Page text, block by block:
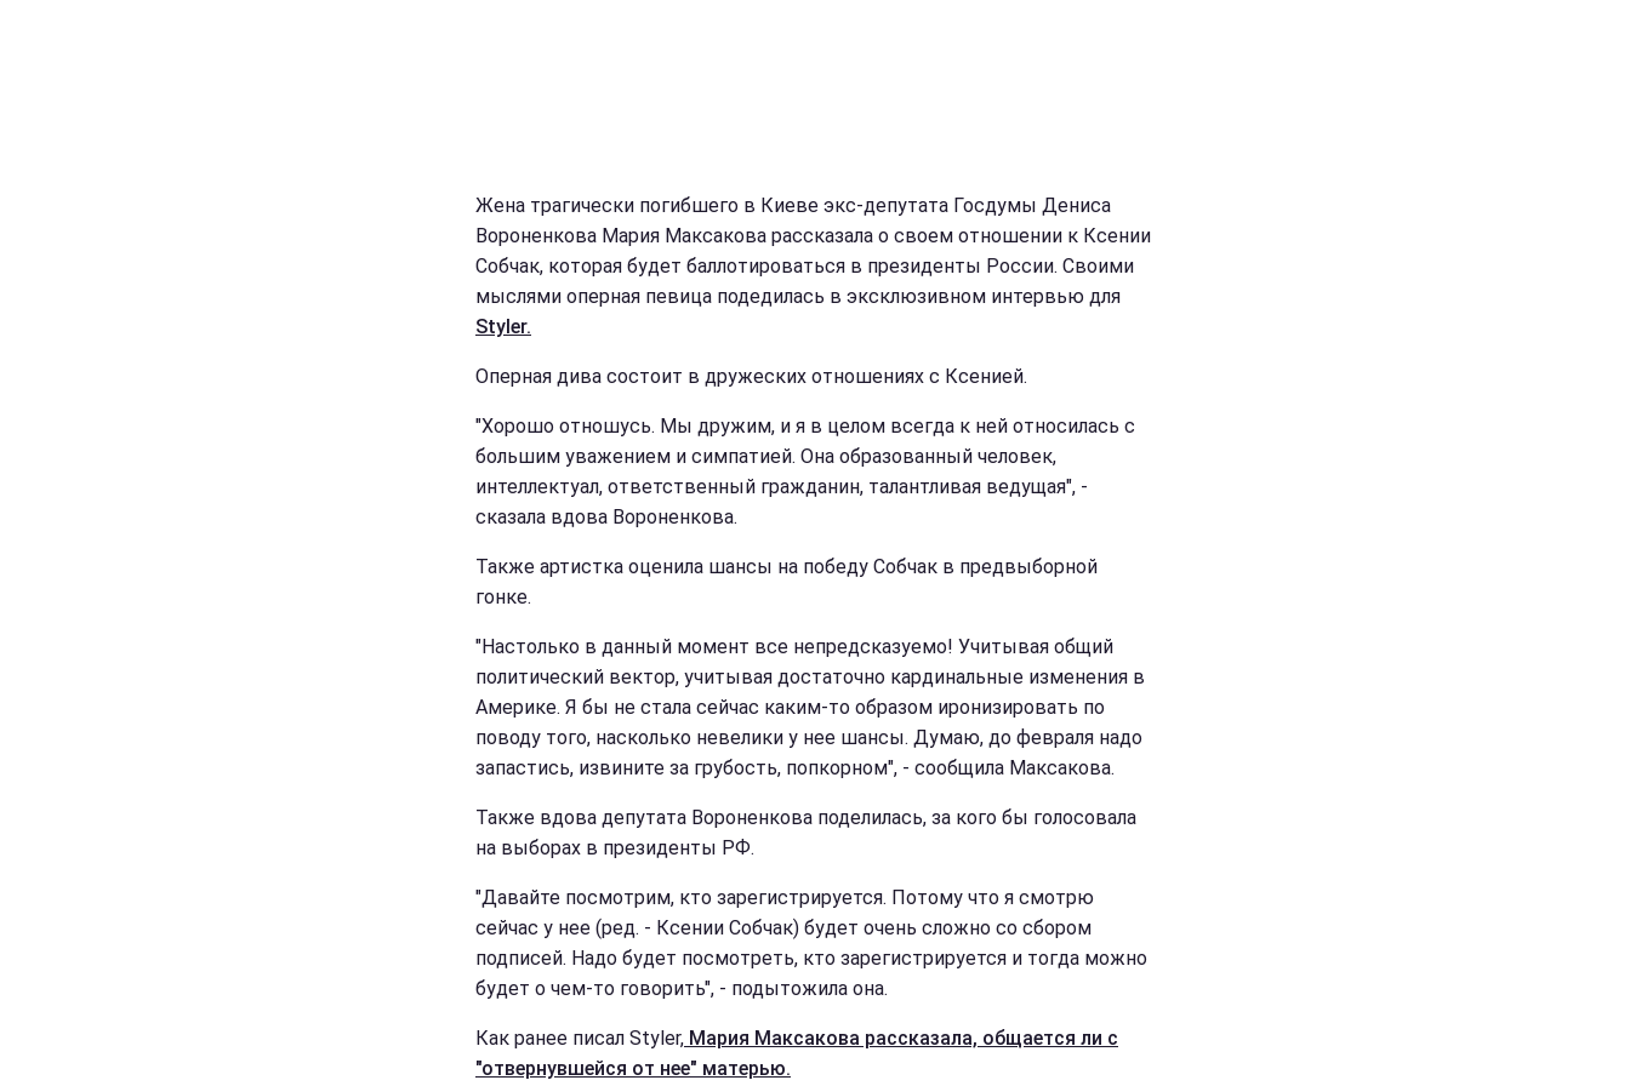
Жена трагически погибшего в Киеве экс-депутата Госдумы Дениса
Вороненкова Мария Максакова рассказала о своем отношении к Ксении
Собчак, которая будет баллотироваться в президенты России. Своими
мыслями оперная певица подедилась в эксклюзивном интервью для
Styler.
Оперная дива состоит в дружеских отношениях с Ксенией.
"Хорошо отношусь. Мы дружим, и я в целом всегда к ней относилась с
большим уважением и симпатией. Она образованный человек,
интеллектуал, ответственный гражданин, талантливая ведущая", -
сказала вдова Вороненкова.
Также артистка оценила шансы на победу Собчак в предвыборной
гонке.
"Настолько в данный момент все непредсказуемо! Учитывая общий
политический вектор, учитывая достаточно кардинальные изменения в
Америке. Я бы не стала сейчас каким-то образом иронизировать по
поводу того, насколько невелики у нее шансы. Думаю, до февраля надо
запастись, извините за грубость, попкорном", - сообщила Максакова.
Также вдова депутата Вороненкова поделилась, за кого бы голосовала
на выборах в президенты РФ.
"Давайте посмотрим, кто зарегистрируется. Потому что я смотрю
сейчас у нее (ред. - Ксении Собчак) будет очень сложно со сбором
подписей. Надо будет посмотреть, кто зарегистрируется и тогда можно
будет о чем-то говорить", - подытожила она.
Как ранее писал Styler, Мария Максакова рассказала, общается ли с
"отвернувшейся от нее" матерью.